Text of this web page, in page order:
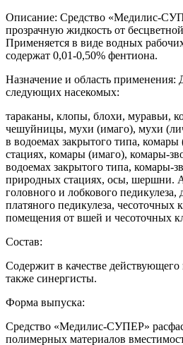
Описание: Средство «Медилис-
прозрачную жидкость от
Применяется в виде водных
содержат 0,01-0,50% фентиона.
Назначение и область применения:
следующих насекомых:
тараканы, клопы, блохи, муравьи,
чешуйницы, мухи (имаго), мухи
в водоемах закрытого типа,
стациях, комары (имаго), комары-
водоемах закрытого типа, комары-
природных стациях, осы, шершни.
головного и лобкового
платяного педикулеза, чесоточных
помещения от вшей и чесоточных
Состав:
Содержит в качестве
также синергисты.
Форма выпуска:
Средство «Медилис-СУПЕР»
полимерных материалов